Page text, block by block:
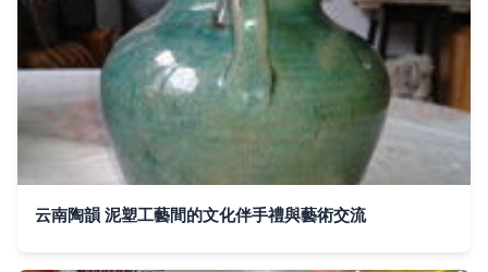
云南陶韻 泥塑工藝間的文化伴手禮與藝術交流